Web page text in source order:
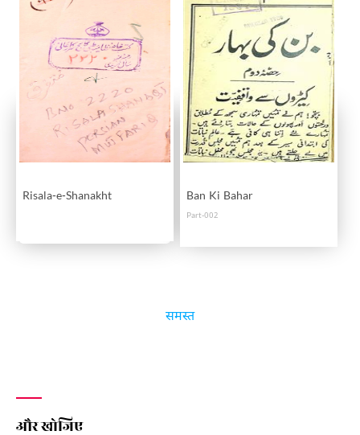
Risala-e-Shanakht Ban Ki Bahar
Part-002
समस्त
और खोजिए